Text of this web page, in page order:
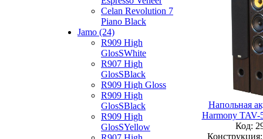
Celan Revolution 7
Piano Black
Jamo (24)
R909 High
GlosSWhite
R907 High
GlosSBlack
R909 High Gloss
R909 High
GlosSBlack
R909 High
GlosSYellow
Напольная
Harmony TAV-
Код: